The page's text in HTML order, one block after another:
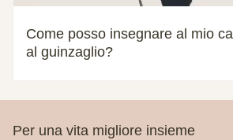
Come posso insegnare al mio
al guinzaglio?
Per una vita migliore insieme